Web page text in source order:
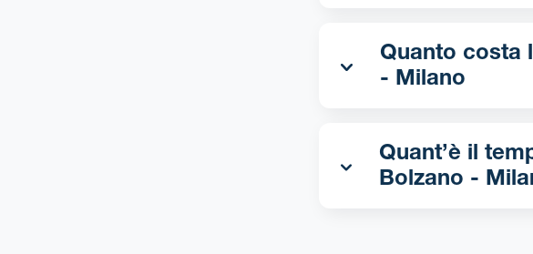
Quanto costa la
- Milano
Quant’è il
Bolzano -